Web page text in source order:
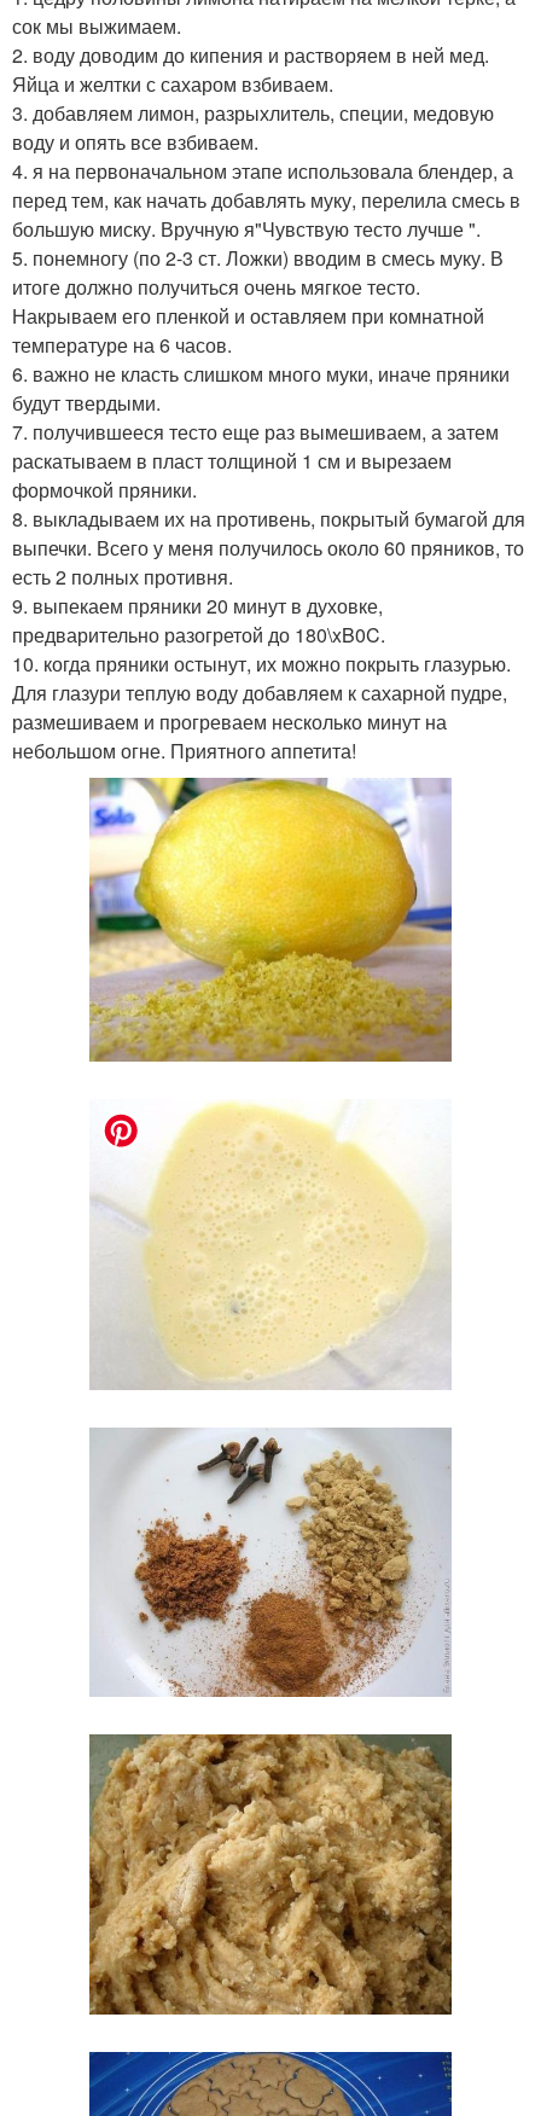
сок мы выжимаем.
2. воду доводим до кипения и растворяем в ней мед.
Яйца и желтки с сахаром взбиваем.
3. добавляем лимон, разрыхлитель, специи, медовую
воду и опять все взбиваем.
4. я на первоначальном этапе использовала блендер, а
перед тем, как начать добавлять муку, перелила смесь в
большую миску. Вручную я"Чувствую тесто лучше ".
5. понемногу (по 2-3 ст. Ложки) вводим в смесь муку. В
итоге должно получиться очень мягкое тесто.
Накрываем его пленкой и оставляем при комнатной
температуре на 6 часов.
6. важно не класть слишком много муки, иначе пряники
будут твердыми.
7. получившееся тесто еще раз вымешиваем, а затем
раскатываем в пласт толщиной 1 см и вырезаем
формочкой пряники.
8. выкладываем их на противень, покрытый бумагой для
выпечки. Всего у меня получилось около 60 пряников, то
есть 2 полных противня.
9. выпекаем пряники 20 минут в духовке,
предварительно разогретой до 180\xB0C.
10. когда пряники остынут, их можно покрыть глазурью.
Для глазури теплую воду добавляем к сахарной пудре,
размешиваем и прогреваем несколько минут на
небольшом огне. Приятного аппетита!